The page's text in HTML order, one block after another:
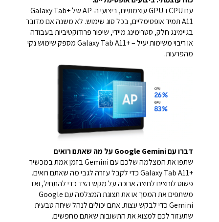
עם CPU ו-GPU עוצמתיים, ביצועי ה-AP של +Galaxy Tab
A11 תמיד אופטימליים, בכל סוג שימוש.
לא משנה אם מדובר
בגיימינג חלק, סטרימינג מיידי, שיפור פרודוקטיביות בעבודה
או ריבוי משימות יעיל – +Galaxy Tab A11 מספק שימוש נקי
מהפרעות.
דברו עם Google Gemini על מה שאתם רואים
שתפו את המצלמה שלכם עם Gemini בזמן אמת במכשיר
+Galaxy Tab A11 כדי לקבל עזרה לגבי מה שאתם רואים.
פשוט לוחצים לחיצה ארוכה על מקש הצד כדי להתחיל, ואז
משתפים את המסך או את תצוגת המצלמה עם Google
Gemini כדי לבקש עצות. אתם יכולים לנהל שיחה טבעית
שתעזור לכם למצוא את התשובות שאתם מחפשים.